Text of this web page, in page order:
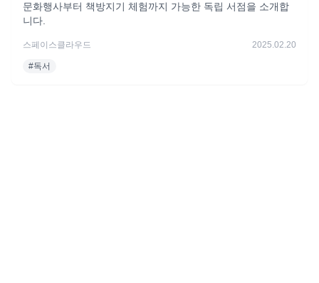
문화행사부터 책방지기 체험까지 가능한 독립 서점을 소개합
니다.
스페이스클라우드 2025.02.20
#독서